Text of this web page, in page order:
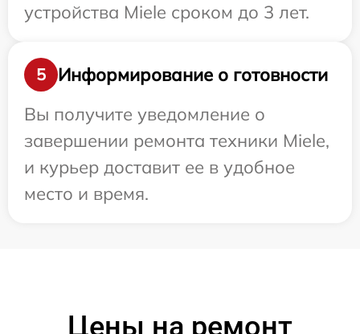
устройства Miele сроком до 3 лет.
5
Информирование о готовности
Вы получите уведомление о
завершении ремонта техники Miele,
и курьер доставит ее в удобное
место и время.
Цены на ремонт